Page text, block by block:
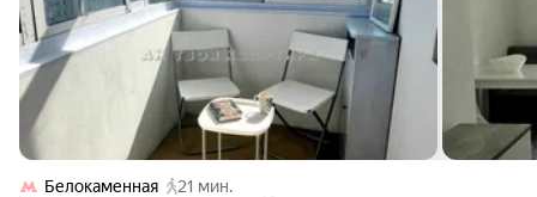
Белокаменная
21 мин.